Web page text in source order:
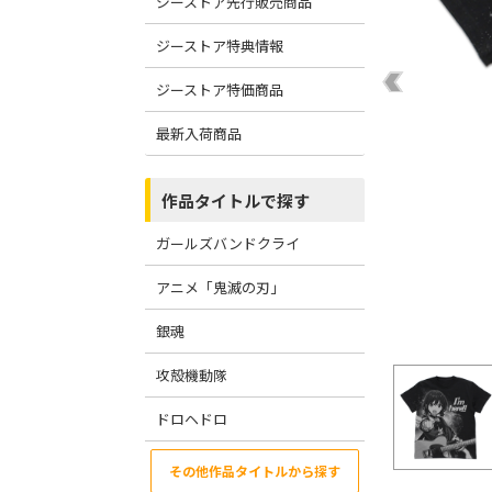
ジーストア特典情報
ジーストア特価商品
最新入荷商品
作品タイトルで探す
ガールズバンドクライ
アニメ「鬼滅の刃」
銀魂
攻殻機動隊
ドロヘドロ
その他作品タイトルから探す